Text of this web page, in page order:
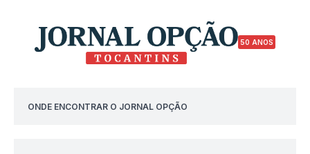
50 ANOS
ONDE ENCONTRAR O JORNAL OPÇÃO